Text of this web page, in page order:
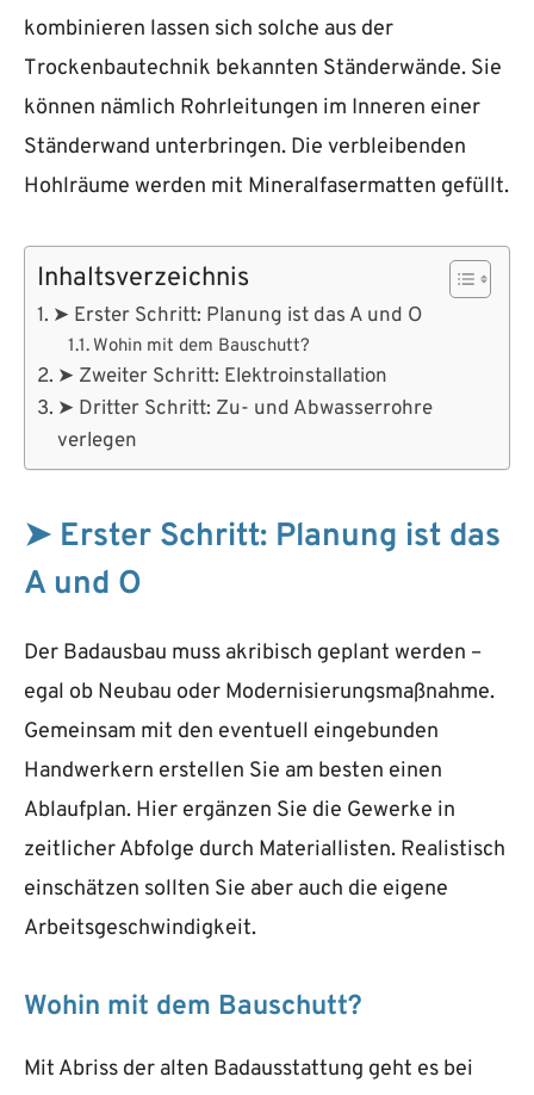
kombinieren lassen sich solche aus der
Trockenbautechnik bekannten Ständerwände. Sie
können nämlich Rohrleitungen im Inneren einer
Ständerwand unterbringen. Die verbleibenden
Hohlräume werden mit Mineralfasermatten gefüllt.
Inhaltsverzeichnis
➤ Erster Schritt: Planung ist das A und O
Wohin mit dem Bauschutt?
➤ Zweiter Schritt: Elektroinstallation
➤ Dritter Schritt: Zu- und Abwasserrohre
verlegen
➤ Erster Schritt: Planung ist das
A und O
Der Badausbau muss akribisch geplant werden –
egal ob Neubau oder Modernisierungsmaßnahme.
Gemeinsam mit den eventuell eingebunden
Handwerkern erstellen Sie am besten einen
Ablaufplan. Hier ergänzen Sie die Gewerke in
zeitlicher Abfolge durch Materiallisten. Realistisch
einschätzen sollten Sie aber auch die eigene
Arbeitsgeschwindigkeit.
Wohin mit dem Bauschutt?
Mit Abriss der alten Badausstattung geht es bei